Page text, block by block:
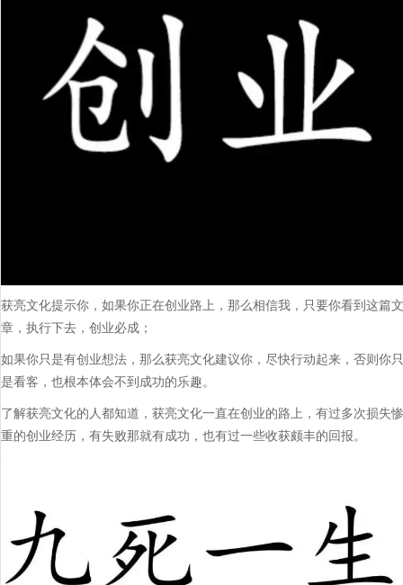
获亮文化提示你，如果你正在创业路上，那么相信我，只要你看到这篇文
章，执行下去，创业必成；
如果你只是有创业想法，那么获亮文化建议你，尽快行动起来，否则你只
是看客，也根本体会不到成功的乐趣。
了解获亮文化的人都知道，获亮文化一直在创业的路上，有过多次损失惨
重的创业经历，有失败那就有成功，也有过一些收获颇丰的回报。